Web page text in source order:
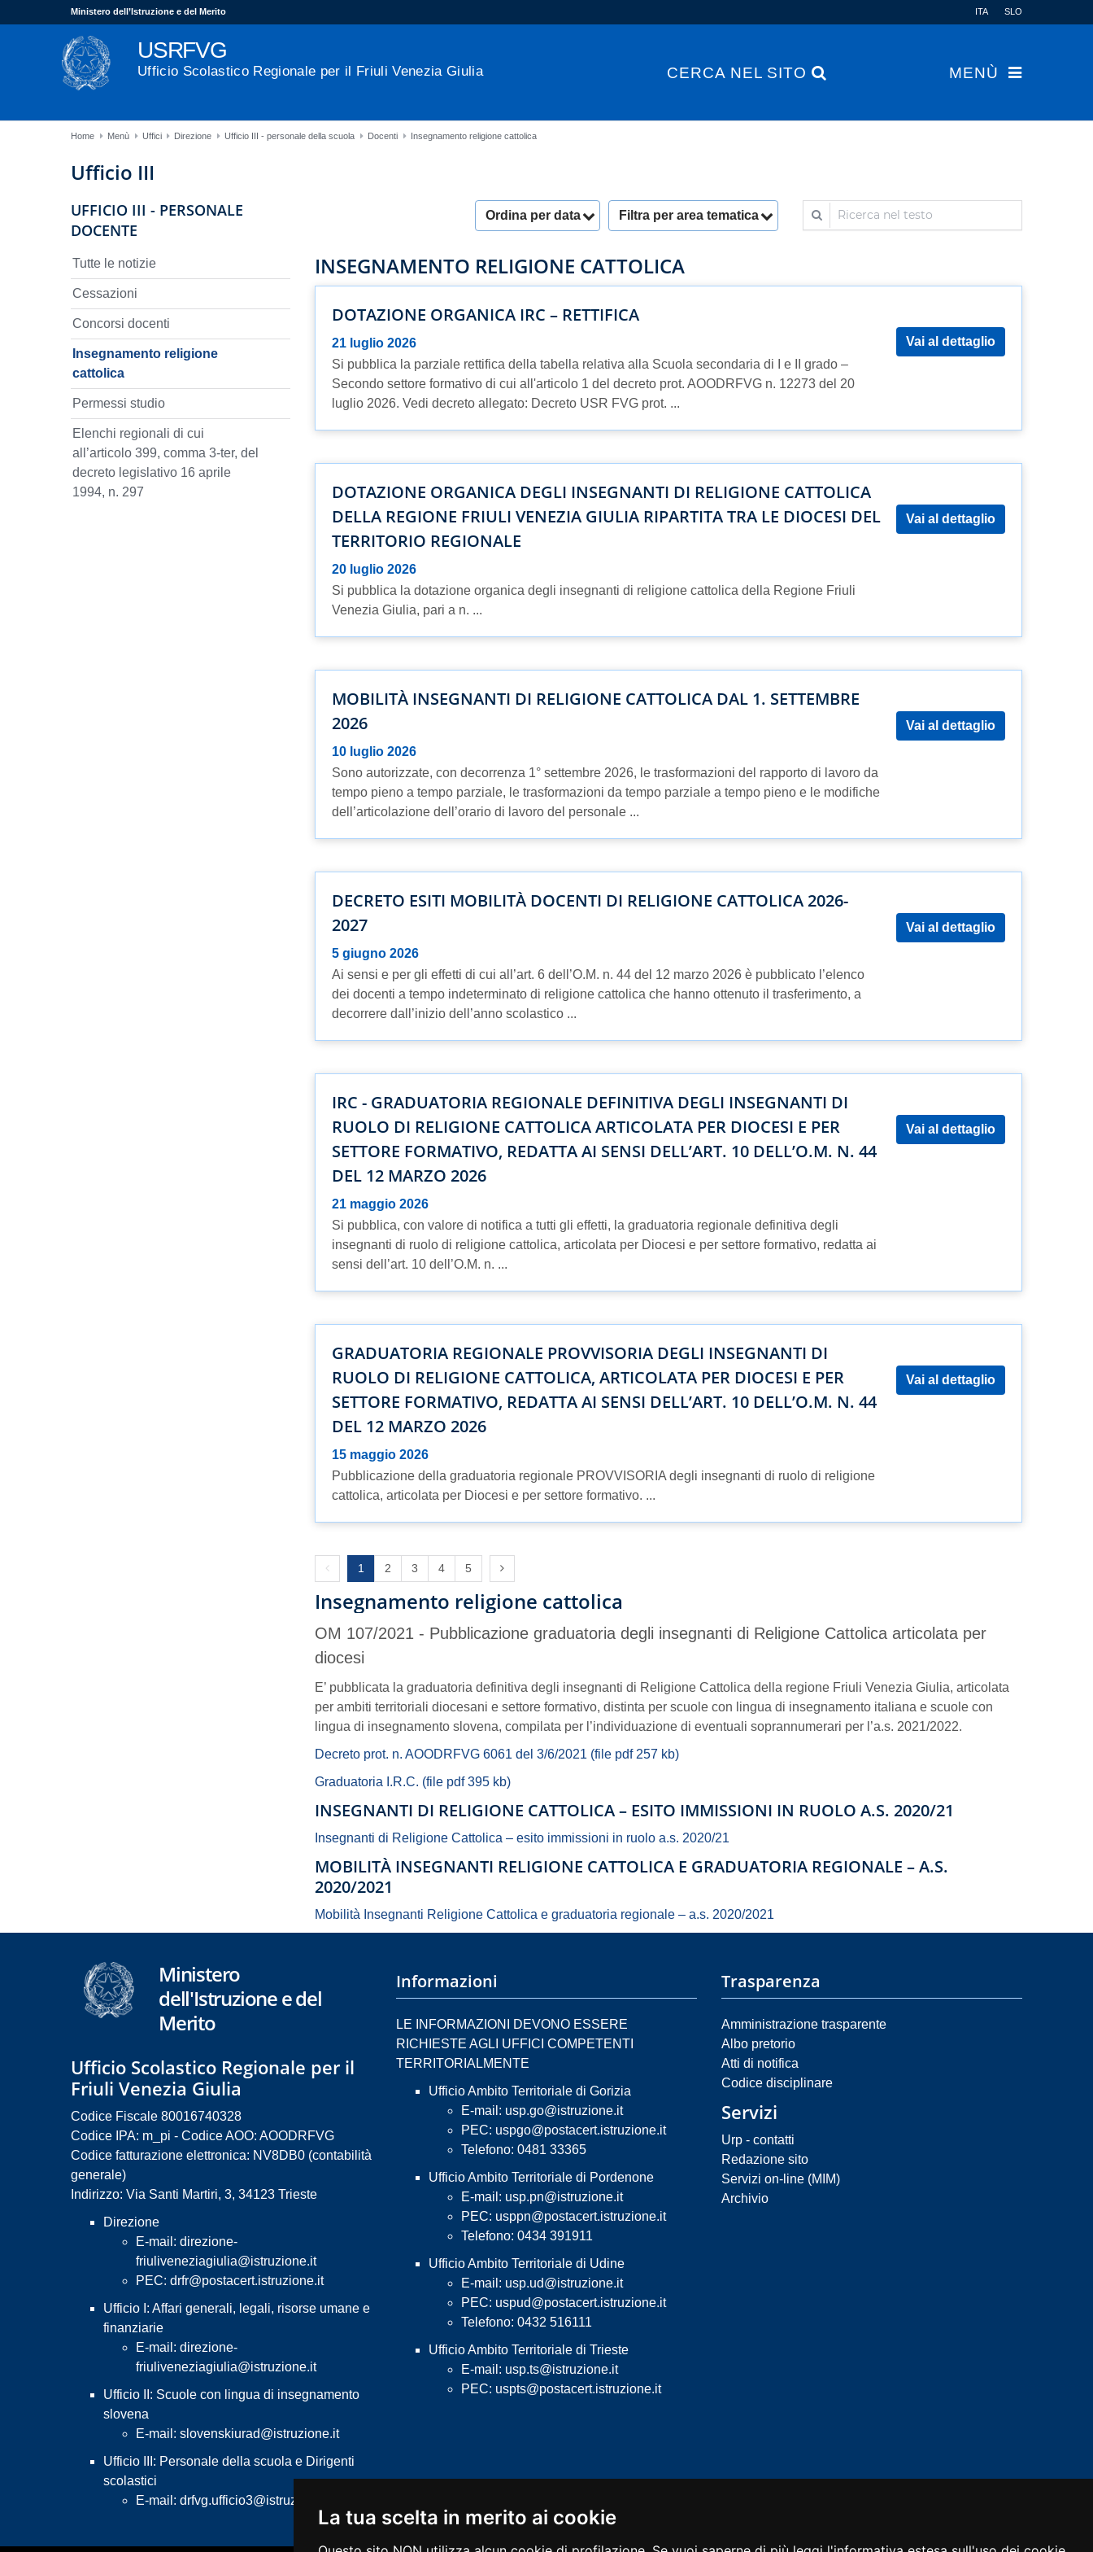
La tua scelta in merito ai cookie
Ministero dell’Istruzione e del Merito ITA SLO
USRFVG
Ufficio Scolastico Regionale per il Friuli Venezia Giulia CERCA NEL SITO MENÙ
Home Menù Uffici Direzione Ufficio III - personale della scuola Docenti Insegnamento religione cattolica
Ufficio III
Ordina per data Filtra per area tematica
Ricerca nel testo
INSEGNAMENTO RELIGIONE CATTOLICA
DOTAZIONE ORGANICA IRC – RETTIFICA
21 luglio 2026
Si pubblica la parziale rettifica della tabella relativa alla Scuola secondaria di I e II grado –
Secondo settore formativo di cui all'articolo 1 del decreto prot. AOODRFVG n. 12273 del 20
luglio 2026. Vedi decreto allegato: Decreto USR FVG prot. ...
Vai al dettaglio
DOTAZIONE ORGANICA DEGLI INSEGNANTI DI RELIGIONE CATTOLICA
DELLA REGIONE FRIULI VENEZIA GIULIA RIPARTITA TRA LE DIOCESI DEL
TERRITORIO REGIONALE
20 luglio 2026
Si pubblica la dotazione organica degli insegnanti di religione cattolica della Regione Friuli
Venezia Giulia, pari a n. ...
Vai al dettaglio
MOBILITÀ INSEGNANTI DI RELIGIONE CATTOLICA DAL 1. SETTEMBRE
2026
10 luglio 2026
Sono autorizzate, con decorrenza 1° settembre 2026, le trasformazioni del rapporto di lavoro da
tempo pieno a tempo parziale, le trasformazioni da tempo parziale a tempo pieno e le modifiche
dell’articolazione dell’orario di lavoro del personale ...
Vai al dettaglio
DECRETO ESITI MOBILITÀ DOCENTI DI RELIGIONE CATTOLICA 2026-
2027
5 giugno 2026
Ai sensi e per gli effetti di cui all’art. 6 dell’O.M. n. 44 del 12 marzo 2026 è pubblicato l’elenco
dei docenti a tempo indeterminato di religione cattolica che hanno ottenuto il trasferimento, a
decorrere dall’inizio dell’anno scolastico ...
Vai al dettaglio
IRC - GRADUATORIA REGIONALE DEFINITIVA DEGLI INSEGNANTI DI
RUOLO DI RELIGIONE CATTOLICA ARTICOLATA PER DIOCESI E PER
SETTORE FORMATIVO, REDATTA AI SENSI DELL’ART. 10 DELL’O.M. N. 44
DEL 12 MARZO 2026
21 maggio 2026
Si pubblica, con valore di notifica a tutti gli effetti, la graduatoria regionale definitiva degli
insegnanti di ruolo di religione cattolica, articolata per Diocesi e per settore formativo, redatta ai
sensi dell’art. 10 dell’O.M. n. ...
Vai al dettaglio
GRADUATORIA REGIONALE PROVVISORIA DEGLI INSEGNANTI DI
RUOLO DI RELIGIONE CATTOLICA, ARTICOLATA PER DIOCESI E PER
SETTORE FORMATIVO, REDATTA AI SENSI DELL’ART. 10 DELL’O.M. N. 44
DEL 12 MARZO 2026
15 maggio 2026
Pubblicazione della graduatoria regionale PROVVISORIA degli insegnanti di ruolo di religione
cattolica, articolata per Diocesi e per settore formativo. ...
Vai al dettaglio
Previous page
1 2 3 4 5 Next page
Insegnamento religione cattolica
OM 107/2021 - Pubblicazione graduatoria degli insegnanti di Religione Cattolica articolata per
diocesi
E’ pubblicata la graduatoria definitiva degli insegnanti di Religione Cattolica della regione Friuli Venezia Giulia, articolata
per ambiti territoriali diocesani e settore formativo, distinta per scuole con lingua di insegnamento italiana e scuole con
lingua di insegnamento slovena, compilata per l’individuazione di eventuali soprannumerari per l’a.s. 2021/2022.
Decreto prot. n. AOODRFVG 6061 del 3/6/2021 (file pdf 257 kb)
Graduatoria I.R.C. (file pdf 395 kb)
INSEGNANTI DI RELIGIONE CATTOLICA – ESITO IMMISSIONI IN RUOLO A.S. 2020/21
Insegnanti di Religione Cattolica – esito immissioni in ruolo a.s. 2020/21
MOBILITÀ INSEGNANTI RELIGIONE CATTOLICA E GRADUATORIA REGIONALE – A.S.
2020/2021
Mobilità Insegnanti Religione Cattolica e graduatoria regionale – a.s. 2020/2021
UFFICIO III - PERSONALE
DOCENTE
Tutte le notizie
Cessazioni
Concorsi docenti
Insegnamento religione
cattolica
Permessi studio
Elenchi regionali di cui
all’articolo 399, comma 3-ter, del
decreto legislativo 16 aprile
1994, n. 297
Ministero
dell'Istruzione e del
Merito
Ufficio Scolastico Regionale per il
Friuli Venezia Giulia
Codice Fiscale 80016740328
Codice IPA: m_pi - Codice AOO: AOODRFVG
Codice fatturazione elettronica: NV8DB0 (contabilità
generale)
Indirizzo: Via Santi Martiri, 3, 34123 Trieste
Direzione
E-mail: direzione-
friuliveneziagiulia@istruzione.it
PEC: drfr@postacert.istruzione.it
Ufficio I: Affari generali, legali, risorse umane e
finanziarie
E-mail: direzione-
friuliveneziagiulia@istruzione.it
Ufficio II: Scuole con lingua di insegnamento
slovena
E-mail: slovenskiurad@istruzione.it
Ufficio III: Personale della scuola e Dirigenti
scolastici
E-mail: drfvg.ufficio3@istruzione.it
Informazioni
LE INFORMAZIONI DEVONO ESSERE
RICHIESTE AGLI UFFICI COMPETENTI
TERRITORIALMENTE
Ufficio Ambito Territoriale di Gorizia
E-mail: usp.go@istruzione.it
PEC: uspgo@postacert.istruzione.it
Telefono: 0481 33365
Ufficio Ambito Territoriale di Pordenone
E-mail: usp.pn@istruzione.it
PEC: usppn@postacert.istruzione.it
Telefono: 0434 391911
Ufficio Ambito Territoriale di Udine
E-mail: usp.ud@istruzione.it
PEC: uspud@postacert.istruzione.it
Telefono: 0432 516111
Ufficio Ambito Territoriale di Trieste
E-mail: usp.ts@istruzione.it
PEC: uspts@postacert.istruzione.it
Trasparenza
Amministrazione trasparente
Albo pretorio
Atti di notifica
Codice disciplinare
Servizi
Urp - contatti
Redazione sito
Servizi on-line (MIM)
Archivio